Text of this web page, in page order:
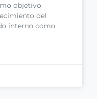
objetivo
del
interno como